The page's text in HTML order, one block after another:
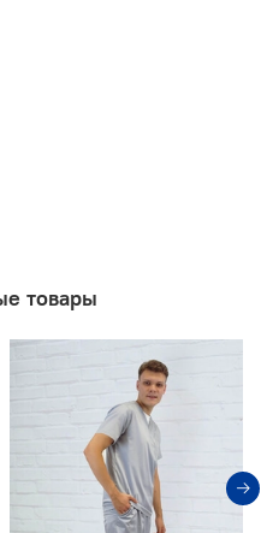
товары